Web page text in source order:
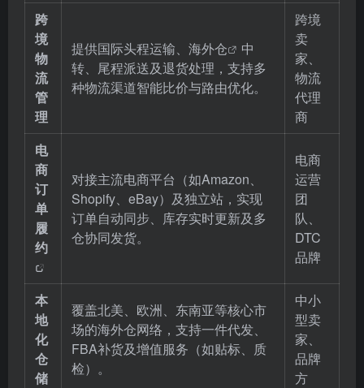
跨
境
物
流
管
理
提供国际头程运输、 海外仓
中
转、尾程派送及退货处理，支持多
种物流渠道智能比价与路由优化。
跨境
卖
家、
物流
代理
商
电
商
订
单
履
约
对接主流电商平台（如Amazon、
Shopify、eBay）及独立站，实现
订单自动同步、库存实时更新及多
仓协同发货。
电商
运营
团
队、
DTC
品牌
本
地
化
仓
储
覆盖北美、欧洲、东南亚等核心市
场的海外仓网络，支持一件代发、
FBA补货及增值服务（如贴标、质
检）。
中小
型卖
家、
品牌
方